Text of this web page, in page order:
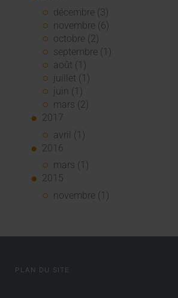
décembre (3)
novembre (6)
octobre (2)
septembre (1)
août (1)
juillet (1)
juin (1)
mars (2)
2017
avril (1)
2016
mars (1)
2015
novembre (1)
PLAN DU SITE